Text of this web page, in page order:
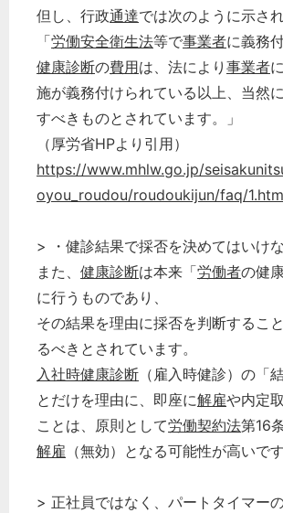
但し、行政通達では次のように示さ
「労働安全衛生法等で事業者に義務
健康診断の費用は、法により 事業者に
施が義務付けられている以上、当然に
すべきものとされています。」
（厚労省HPより引用）
https://www.mhlw.go.jp/
oyou_roudou/roudoukijun/faq/
> ・健診結果で採否を決めてはいけな
また、 健康診断は本来「労働者の健
に行うものであり、
その結果を理由に採否を判断するこ
るべきとされています。
入社時健康診断 （雇入時健診）の「
とだけを理由に、即座に解雇や内定
ことは、原則として労働契約法第16
解雇 （無効）となる可能性が高いです
> 正社員ではなく、パートタイマー